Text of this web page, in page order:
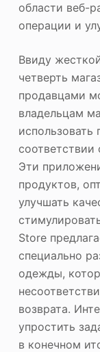
области веб-
операции и
Ввиду
четверть
продавцами
владельцам
Эти
продуктов,
улучшать
Store
специально
одежды,
возврата.
упростить
в конечном